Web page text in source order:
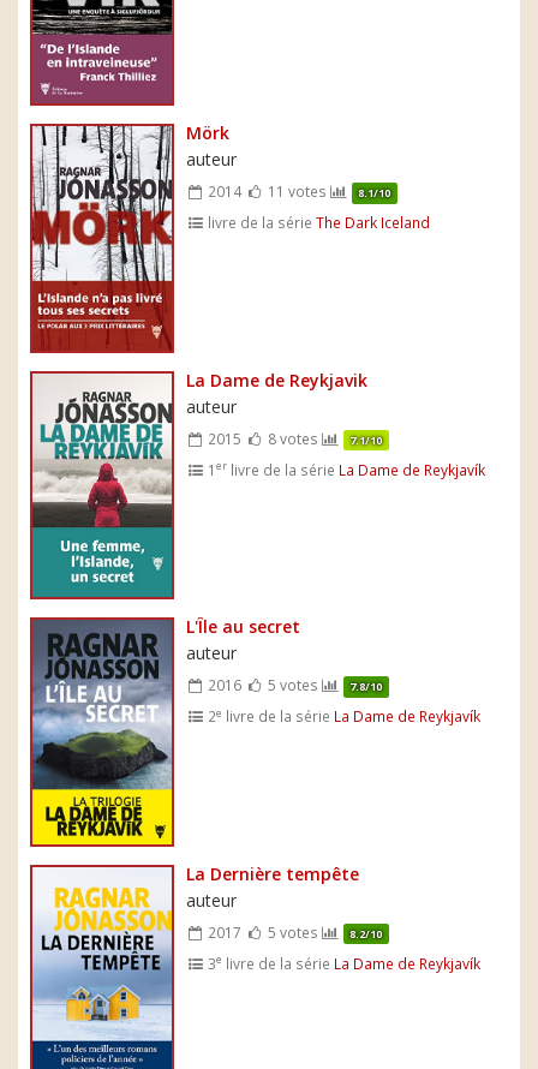
Mörk
auteur
2014 11 votes 8.1/10
livre de la sérieThe Dark Iceland
La Dame de Reykjavik
auteur
2015 8 votes 7.1/10
1er livre de la série La Dame de Reykjavík
L'Île au secret
auteur
2016 5 votes 7.8/10
2e livre de la série La Dame de Reykjavík
La Dernière tempête
auteur
2017 5 votes 8.2/10
3e livre de la série La Dame de Reykjavík